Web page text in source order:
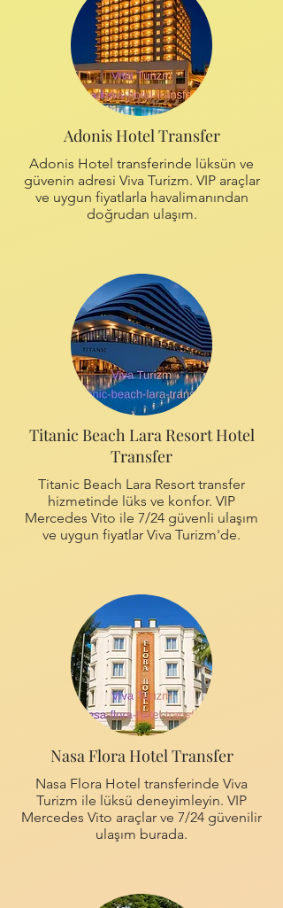
Adonis Hotel Transfer
Adonis Hotel transferinde lüksün ve
güvenin adresi Viva Turizm. VIP araçlar
ve uygun fiyatlarla havalimanından
doğrudan ulaşım.
Titanic Beach Lara Resort Hotel
Transfer
Titanic Beach Lara Resort transfer
hizmetinde lüks ve konfor. VIP
Mercedes Vito ile 7/24 güvenli ulaşım
ve uygun fiyatlar Viva Turizm'de.
Nasa Flora Hotel Transfer
Nasa Flora Hotel transferinde Viva
Turizm ile lüksü deneyimleyin. VIP
Mercedes Vito araçlar ve 7/24 güvenilir
ulaşım burada.